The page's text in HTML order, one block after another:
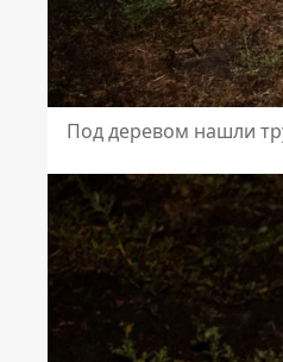
Под деревом нашли